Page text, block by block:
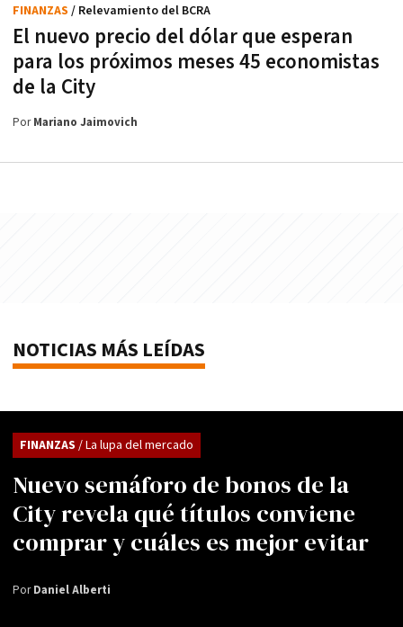
El nuevo precio del dólar que esperan
para los próximos meses 45 economistas
de la City
FINANZAS / Relevamiento del BCRA
PorMariano Jaimovich
NOTICIAS MÁS LEÍDAS
Nuevo semáforo de bonos de la
City revela qué títulos conviene
comprar y cuáles es mejor evitar
FINANZAS / La lupa del mercado
PorDaniel Alberti